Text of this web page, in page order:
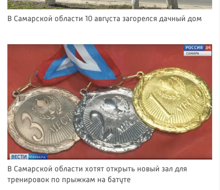
В Самарской области 10 августа загорелся дачный дом
В Самарской области хотят открыть новый зал для
тренировок по прыжкам на батуте